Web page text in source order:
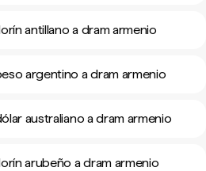
antillano a dram armenio
argentino a dram armenio
australiano a dram armenio
arubeño a dram armenio